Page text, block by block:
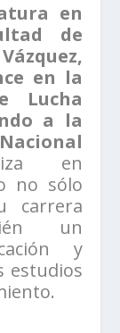
en
de
en la
Lucha
a la
en
no sólo
carrera
un
y
estudios